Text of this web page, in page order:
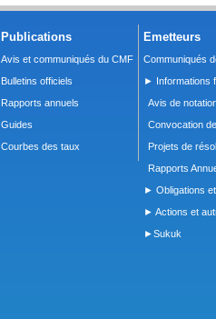
Publications
Avis et communiqués du CMF
Bulletins officiels
Rapports annuels
Guides
Courbes des taux
Emetteurs
Communiqués
► Informations
Avis de
Convocation
Projets de
Rapports
► Obligations
► Actions et
►Sukuk